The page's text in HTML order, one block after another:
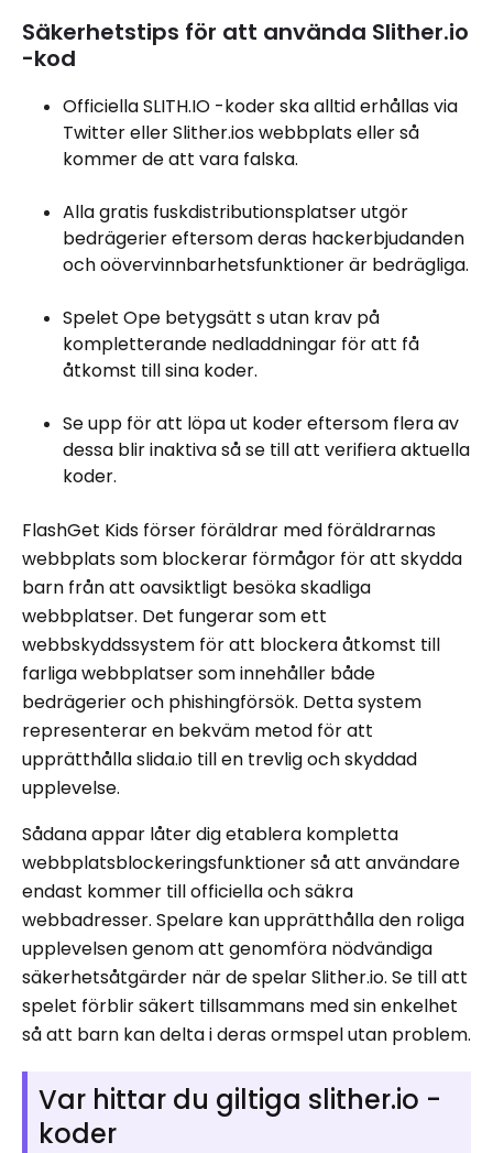
Säkerhetstips för att använda Slither.io
-kod
Officiella SLITH.IO -koder ska alltid erhållas via
Twitter eller Slither.ios webbplats eller så
kommer de att vara falska.
Alla gratis fuskdistributionsplatser utgör
bedrägerier eftersom deras hackerbjudanden
och oövervinnbarhetsfunktioner är bedrägliga.
Spelet Ope betygsätt s utan krav på
kompletterande nedladdningar för att få
åtkomst till sina koder.
Se upp för att löpa ut koder eftersom flera av
dessa blir inaktiva så se till att verifiera aktuella
koder.
FlashGet Kids förser föräldrar med föräldrarnas
webbplats som blockerar förmågor för att skydda
barn från att oavsiktligt besöka skadliga
webbplatser. Det fungerar som ett
webbskyddssystem för att blockera åtkomst till
farliga webbplatser som innehåller både
bedrägerier och phishingförsök. Detta system
representerar en bekväm metod för att
upprätthålla slida.io till en trevlig och skyddad
upplevelse.
Sådana appar låter dig etablera kompletta
webbplatsblockeringsfunktioner så att användare
endast kommer till officiella och säkra
webbadresser. Spelare kan upprätthålla den roliga
upplevelsen genom att genomföra nödvändiga
säkerhetsåtgärder när de spelar Slither.io. Se till att
spelet förblir säkert tillsammans med sin enkelhet
så att barn kan delta i deras ormspel utan problem.
Var hittar du giltiga slither.io -
koder